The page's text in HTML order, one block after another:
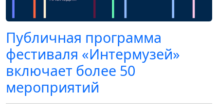
Публичная программа
фестиваля «Интермузей»
включает более 50
мероприятий